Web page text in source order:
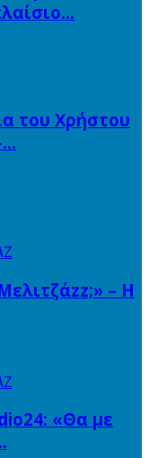
του Χρήστου
– Η
«Θα με